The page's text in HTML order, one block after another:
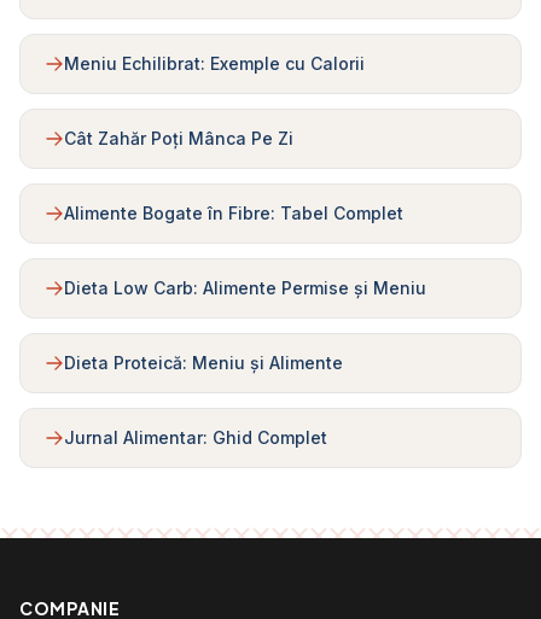
Meniu Echilibrat: Exemple cu Calorii
Cât Zahăr Poți Mânca Pe Zi
Alimente Bogate în Fibre: Tabel Complet
Dieta Low Carb: Alimente Permise și Meniu
Dieta Proteică: Meniu și Alimente
Jurnal Alimentar: Ghid Complet
COMPANIE